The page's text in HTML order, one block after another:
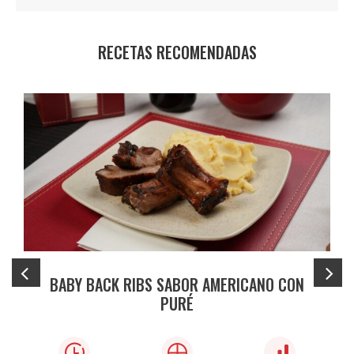
RECETAS RECOMENDADAS
BABY BACK RIBS SABOR AMERICANO CON
PURÉ